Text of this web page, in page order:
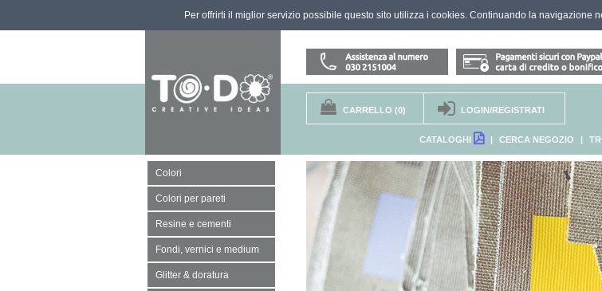
Per offrirti il miglior servizio possibile questo sito utilizza i cookies. Continuando la navigazione
CARRELLO (0) LOGIN/REGISTRATI
CATALOGHI | CERCA NEGOZIO |
Colori
Colori per pareti
Resine e cementi
Fondi, vernici e medium
Glitter & doratura